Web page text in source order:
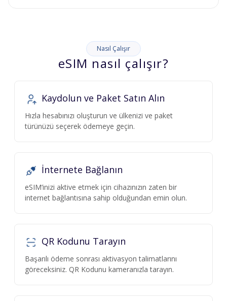
Nasıl Çalışır
eSIM nasıl çalışır?
Kaydolun ve Paket Satın Alın
Hızla hesabınızı oluşturun ve ülkenizi ve paket
türünüzü seçerek ödemeye geçin.
İnternete Bağlanın
eSIM’inizi aktive etmek için cihazınızın zaten bir
internet bağlantısına sahip olduğundan emin olun.
QR Kodunu Tarayın
Başarılı ödeme sonrası aktivasyon talimatlarını
göreceksiniz. QR Kodunu kameranızla tarayın.